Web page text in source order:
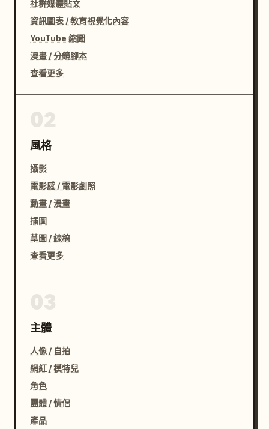
社群媒體貼文
資訊圖表 / 教育視覺化內容
YouTube 縮圖
漫畫 / 分鏡腳本
查看更多
風格
攝影
電影感 / 電影劇照
動畫 / 漫畫
插圖
草圖 / 線稿
查看更多
主體
人像 / 自拍
網紅 / 模特兒
角色
團體 / 情侶
產品